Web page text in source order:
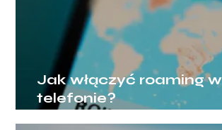
Jak włączyć roaming w
telefonie?